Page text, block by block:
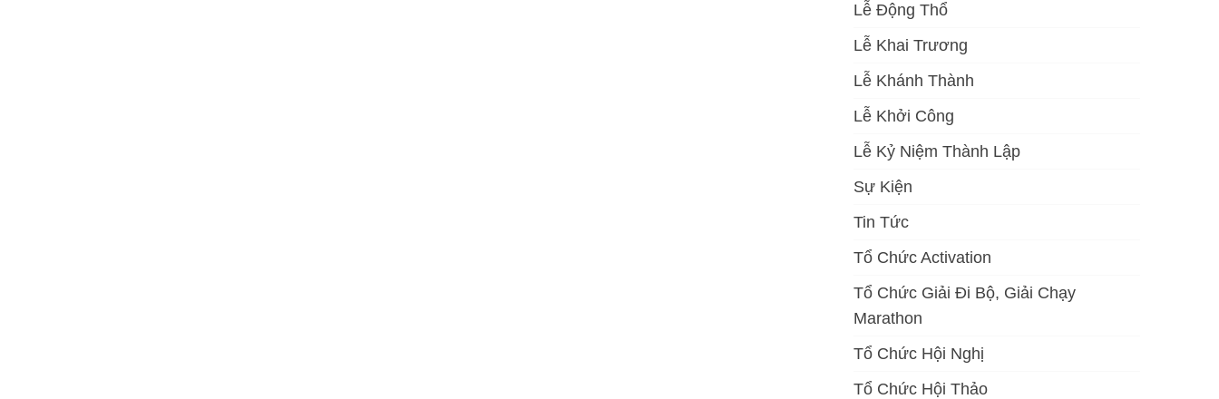
Lễ Động Thổ
Lễ Khai Trương
Lễ Khánh Thành
Lễ Khởi Công
Lễ Kỷ Niệm Thành Lập
Sự Kiện
Tin Tức
Tổ Chức Activation
Tổ Chức Giải Đi Bộ, Giải Chạy
Marathon
Tổ Chức Hội Nghị
Tổ Chức Hội Thảo